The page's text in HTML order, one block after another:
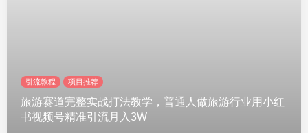
引流教程 项目推荐
旅游赛道完整实战打法教学，普通人做旅游行业用小红
书视频号精准引流月入3W